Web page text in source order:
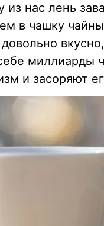
нас лень
в чашку
миллиарды
и засоряют